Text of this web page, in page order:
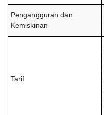
Pengangguran dan
Kemiskinan
Tarif